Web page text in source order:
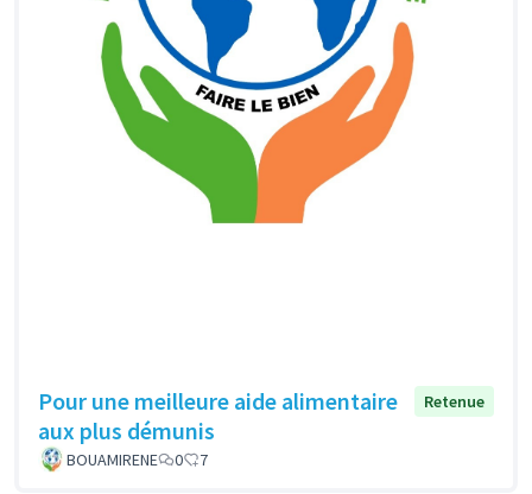
Pour une meilleure aide alimentaire
aux plus démunis
Retenue
BOUAMIRENE 0 7